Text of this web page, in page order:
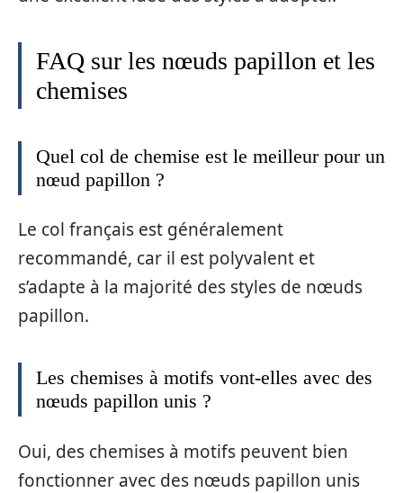
FAQ sur les nœuds papillon et les
chemises
Quel col de chemise est le meilleur pour un
nœud papillon ?
Le col français est généralement
recommandé, car il est polyvalent et
s’adapte à la majorité des styles de nœuds
papillon.
Les chemises à motifs vont-elles avec des
nœuds papillon unis ?
Oui, des chemises à motifs peuvent bien
fonctionner avec des nœuds papillon unis